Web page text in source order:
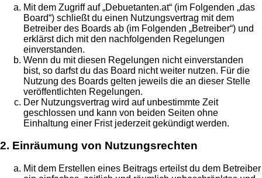
Mit dem Zugriff auf „Debuetanten.at“ (im Folgenden „das
Board“) schließt du einen Nutzungsvertrag mit dem
Betreiber des Boards ab (im Folgenden „Betreiber“) und
erklärst dich mit den nachfolgenden Regelungen
einverstanden.
Wenn du mit diesen Regelungen nicht einverstanden
bist, so darfst du das Board nicht weiter nutzen. Für die
Nutzung des Boards gelten jeweils die an dieser Stelle
veröffentlichten Regelungen.
Der Nutzungsvertrag wird auf unbestimmte Zeit
geschlossen und kann von beiden Seiten ohne
Einhaltung einer Frist jederzeit gekündigt werden.
2. Einräumung von Nutzungsrechten
Mit dem Erstellen eines Beitrags erteilst du dem Betreiber